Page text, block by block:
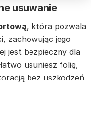
usuwanie
, która pozwala
zachowując jego
jest bezpieczny dla
usuniesz folię,
bez uszkodzeń